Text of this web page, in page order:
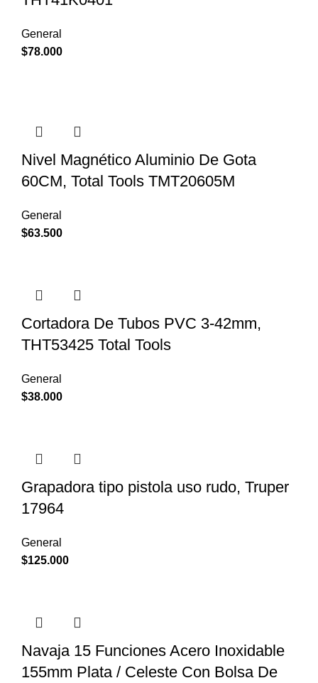
General
$78.000
Nivel Magnético Aluminio De Gota
60CM, Total Tools TMT20605M
General
$63.500
Cortadora De Tubos PVC 3-42mm,
THT53425 Total Tools
General
$38.000
Grapadora tipo pistola uso rudo, Truper
17964
General
$125.000
Navaja 15 Funciones Acero Inoxidable
155mm Plata / Celeste Con Bolsa De